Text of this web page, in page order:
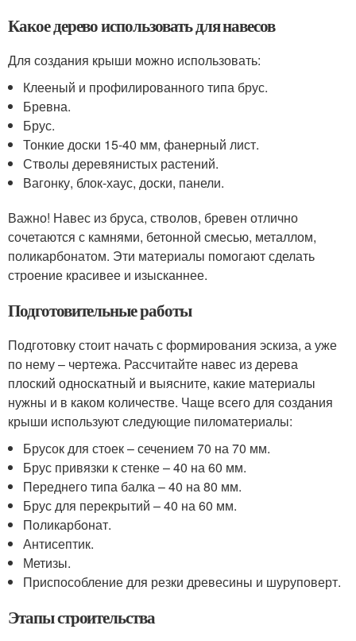
Какое дерево использовать для навесов
Для создания крыши можно использовать:
Клееный и профилированного типа брус.
Бревна.
Брус.
Тонкие доски 15-40 мм, фанерный лист.
Стволы деревянистых растений.
Вагонку, блок-хаус, доски, панели.
Важно! Навес из бруса, стволов, бревен отлично
сочетаются с камнями, бетонной смесью, металлом,
поликарбонатом. Эти материалы помогают сделать
строение красивее и изысканнее.
Подготовительные работы
Подготовку стоит начать с формирования эскиза, а уже
по нему – чертежа. Рассчитайте навес из дерева
плоский односкатный и выясните, какие материалы
нужны и в каком количестве. Чаще всего для создания
крыши используют следующие пиломатериалы:
Брусок для стоек – сечением 70 на 70 мм.
Брус привязки к стенке – 40 на 60 мм.
Переднего типа балка – 40 на 80 мм.
Брус для перекрытий – 40 на 60 мм.
Поликарбонат.
Антисептик.
Метизы.
Приспособление для резки древесины и шуруповерт.
Этапы строительства